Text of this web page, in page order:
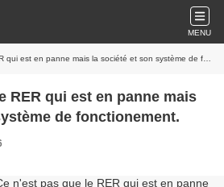
MENU
en panne mais la société et son système de fonctionement.
RER qui est en panne mais
de fonctionement.